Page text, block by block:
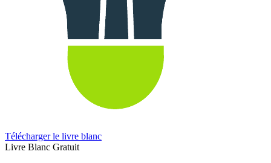
Télécharger le livre blanc
Livre Blanc Gratuit